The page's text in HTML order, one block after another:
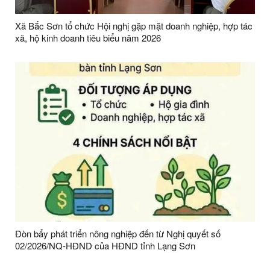
Xã Bắc Sơn tổ chức Hội nghị gặp mặt doanh nghiệp, hợp tác
xã, hộ kinh doanh tiêu biểu năm 2026
Đòn bẩy phát triển nông nghiệp đến từ Nghị quyết số
02/2026/NQ-HĐND của HĐND tỉnh Lạng Sơn